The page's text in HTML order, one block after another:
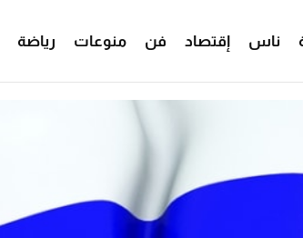
ناس إقتصاد فن منوعات رياضة